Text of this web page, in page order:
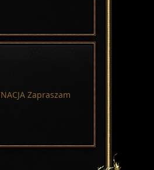
Zapraszam